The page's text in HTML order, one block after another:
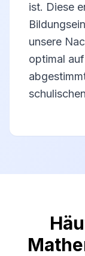
ist. Diese
unsere
optimal